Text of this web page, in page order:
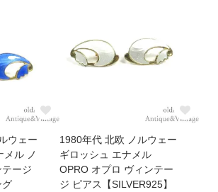
ウェー
メル ノ
ージ
グ
1980年代 北欧 ノルウェー
ギロッシュ エナメル
OPRO オプロ ヴィンテー
ジ ピアス【SILVER925】